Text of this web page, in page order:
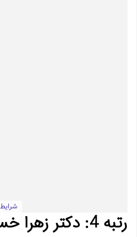
رتبه 4: دکتر زهرا خسروی